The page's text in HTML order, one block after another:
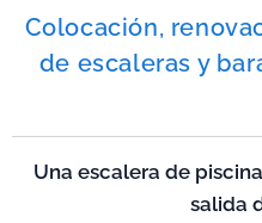
Colocación,
de escaleras y
Una escalera de
salida